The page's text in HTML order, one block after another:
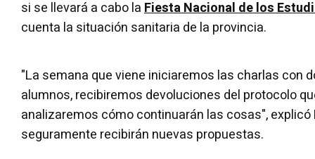
si se llevará a cabo laFiesta Nacional de los
cuenta la situación sanitaria de la provincia.
"La semana que viene iniciaremos las charlas con
alumnos, recibiremos devoluciones del protocolo
analizaremos cómo continuarán las cosas", explicó
seguramente recibirán nuevas propuestas.